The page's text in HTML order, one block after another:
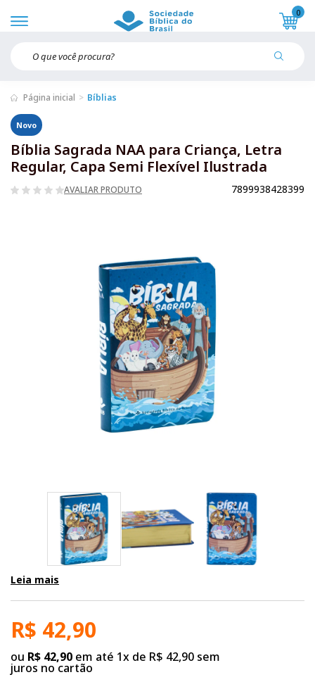
0
Página inicial Bíblias
Novo
Bíblia Sagrada NAA para Criança, Letra
Regular, Capa Semi Flexível Ilustrada
AVALIAR PRODUTO 7899938428399
Leia mais
R$ 42,90
ou R$ 42,90 em até 1x de R$ 42,90 sem
juros no cartão